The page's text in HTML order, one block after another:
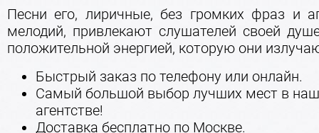
Песни его, лиричные, без громких фраз и
мелодий, привлекают слушателей своей
положительной энергией, которую они
Быстрый заказ по телефону или онлайн.
Самый большой выбор лучших мест в
агентстве!
Доставка бесплатно по Москве.